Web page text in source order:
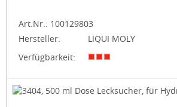
Art.Nr.: 100129803
Hersteller:
LIQUI MOLY
Verfügbarkeit: